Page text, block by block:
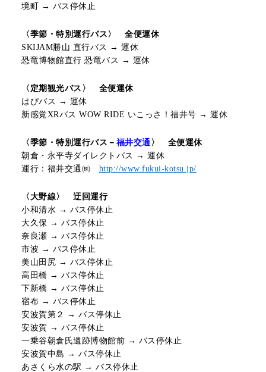
境町 → バス停休止
〈季節・特別運行バス〉 全便運休
SKIJAM勝山 直行バス →運休
恐竜博物館直行 恐竜バス → 運休
〈定期観光バス〉 全便運休
はぴバス → 運休
新感覚XRバス WOW RIDE いこっさ！福井号 →運休
〈季節・特別運行バス－ 福井交通 〉 全便運休
朝倉・永平寺ダイレクトバス →運休
運行：福井交通㈱ http://www.fukui-kotsu.jp/
〈大野線〉 迂回運行
小和清水 → バス停休止
大久保 →バス停休止
奈良瀬 →バス停休止
市波 → バス停休止
美山田尻 → バス停休止
高田橋 →バス停休止
下新橋 →バス停休止
宿布 → バス停休止
安波賀第２
→バス停休止
安波賀 →バス停休止
一乗谷朝倉氏遺跡博物館前 → バス停休止
安波賀中島 →バス停休止
あさくら水の駅 →バス停休止